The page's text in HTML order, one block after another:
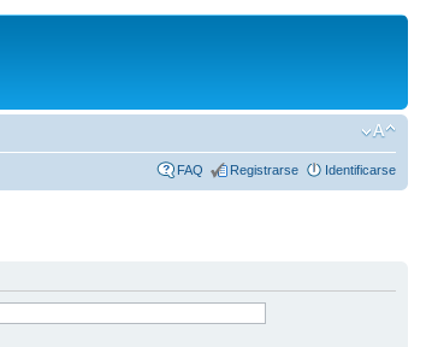
FAQ Registrarse Identificarse